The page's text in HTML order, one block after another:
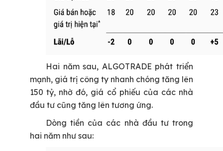
Hai năm sau, ALGOTRADE phát triển
mạnh, giá trị công ty nhanh chóng tăng lên
150 tỷ, nhờ đó, giá cổ phiếu của các nhà
đầu tư cũng tăng lên tương ứng.
Dòng tiền của các nhà đầu tư trong
hai năm như sau: